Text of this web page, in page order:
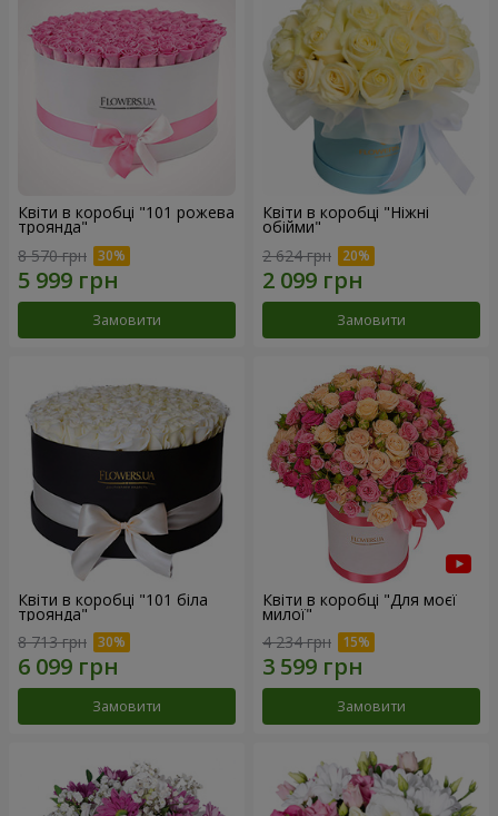
Квіти в коробці "101 рожева
троянда"
8 570 грн
Замовити
Квіти в коробці "Ніжні
обійми"
2 624 грн
Замовити
Квіти в коробці "101 біла
троянда"
8 713 грн
Замовити
Квіти в коробці "Для моєї
милої"
4 234 грн
Замовити